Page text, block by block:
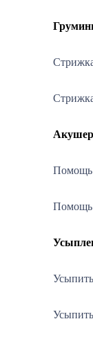
Помощь
Помощь